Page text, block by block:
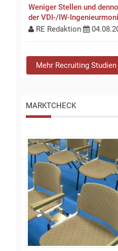
Weniger Stellen und
der VDI-/IW-
RE Redaktion
Mehr Recruiting Studien
MARKTCHECK